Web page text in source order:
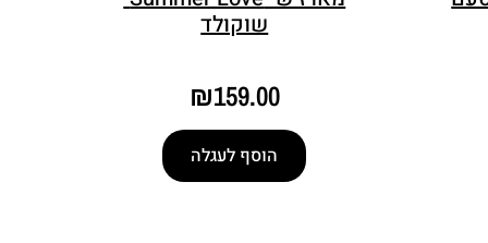
שוקולד
₪159.00
הוסף לעגלה